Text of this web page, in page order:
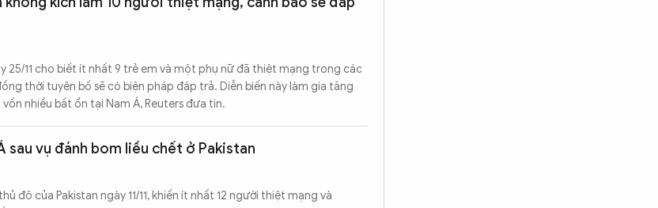
25/11 cho biết ít nhất 9 trẻ em và một phụ nữ đã thiệt mạng trong các
thời tuyên bố sẽ có biện pháp đáp trả. Diễn biến này làm gia tăng
nhiều bất ổn tại Nam Á, Reuters đưa tin.
sau vụ đánh bom liều chết ở Pakistan
đô của Pakistan ngày 11/11, khiến ít nhất 12 người thiệt mạng và